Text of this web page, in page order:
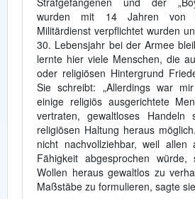
wurden mit 14 Jahren von
Militärdienst verpflichtet wurden
30. Lebensjahr bei der Armee
lernte hier viele Menschen, die
oder religiösen Hintergrund
Sie schreibt: „Allerdings war
einige religiös ausgerichtete
vertraten, gewaltloses
religiösen Haltung heraus
nicht nachvollziehbar, weil allen
Fähigkeit abgesprochen
Wollen heraus gewaltlos zu
Maßstäbe zu formulieren, sagte